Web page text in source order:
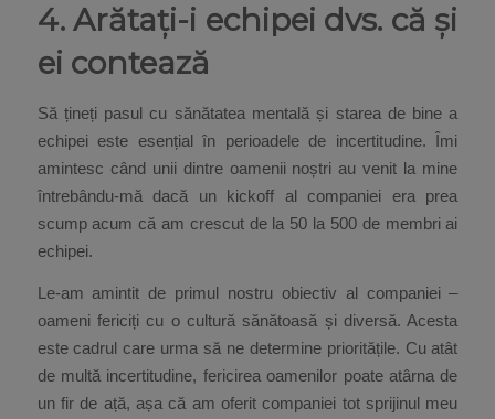
4. Arătați-i echipei dvs. că și
ei contează
Să țineți pasul cu sănătatea mentală și starea de bine a
echipei este esențial în perioadele de incertitudine. Îmi
amintesc când unii dintre oamenii noștri au venit la mine
întrebându-mă dacă un kickoff al companiei era prea
scump acum că am crescut de la 50 la 500 de membri ai
echipei.
Le-am amintit de primul nostru obiectiv al companiei –
oameni fericiți cu o cultură sănătoasă și diversă. Acesta
este cadrul care urma să ne determine prioritățile. Cu atât
de multă incertitudine, fericirea oamenilor poate atârna de
un fir de ață, așa că am oferit companiei tot sprijinul meu